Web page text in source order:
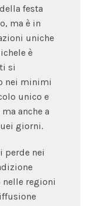
festa
ma è in
uniche
è
si
nei minimi
unico e
anche a
giorni.
perde nei
regioni